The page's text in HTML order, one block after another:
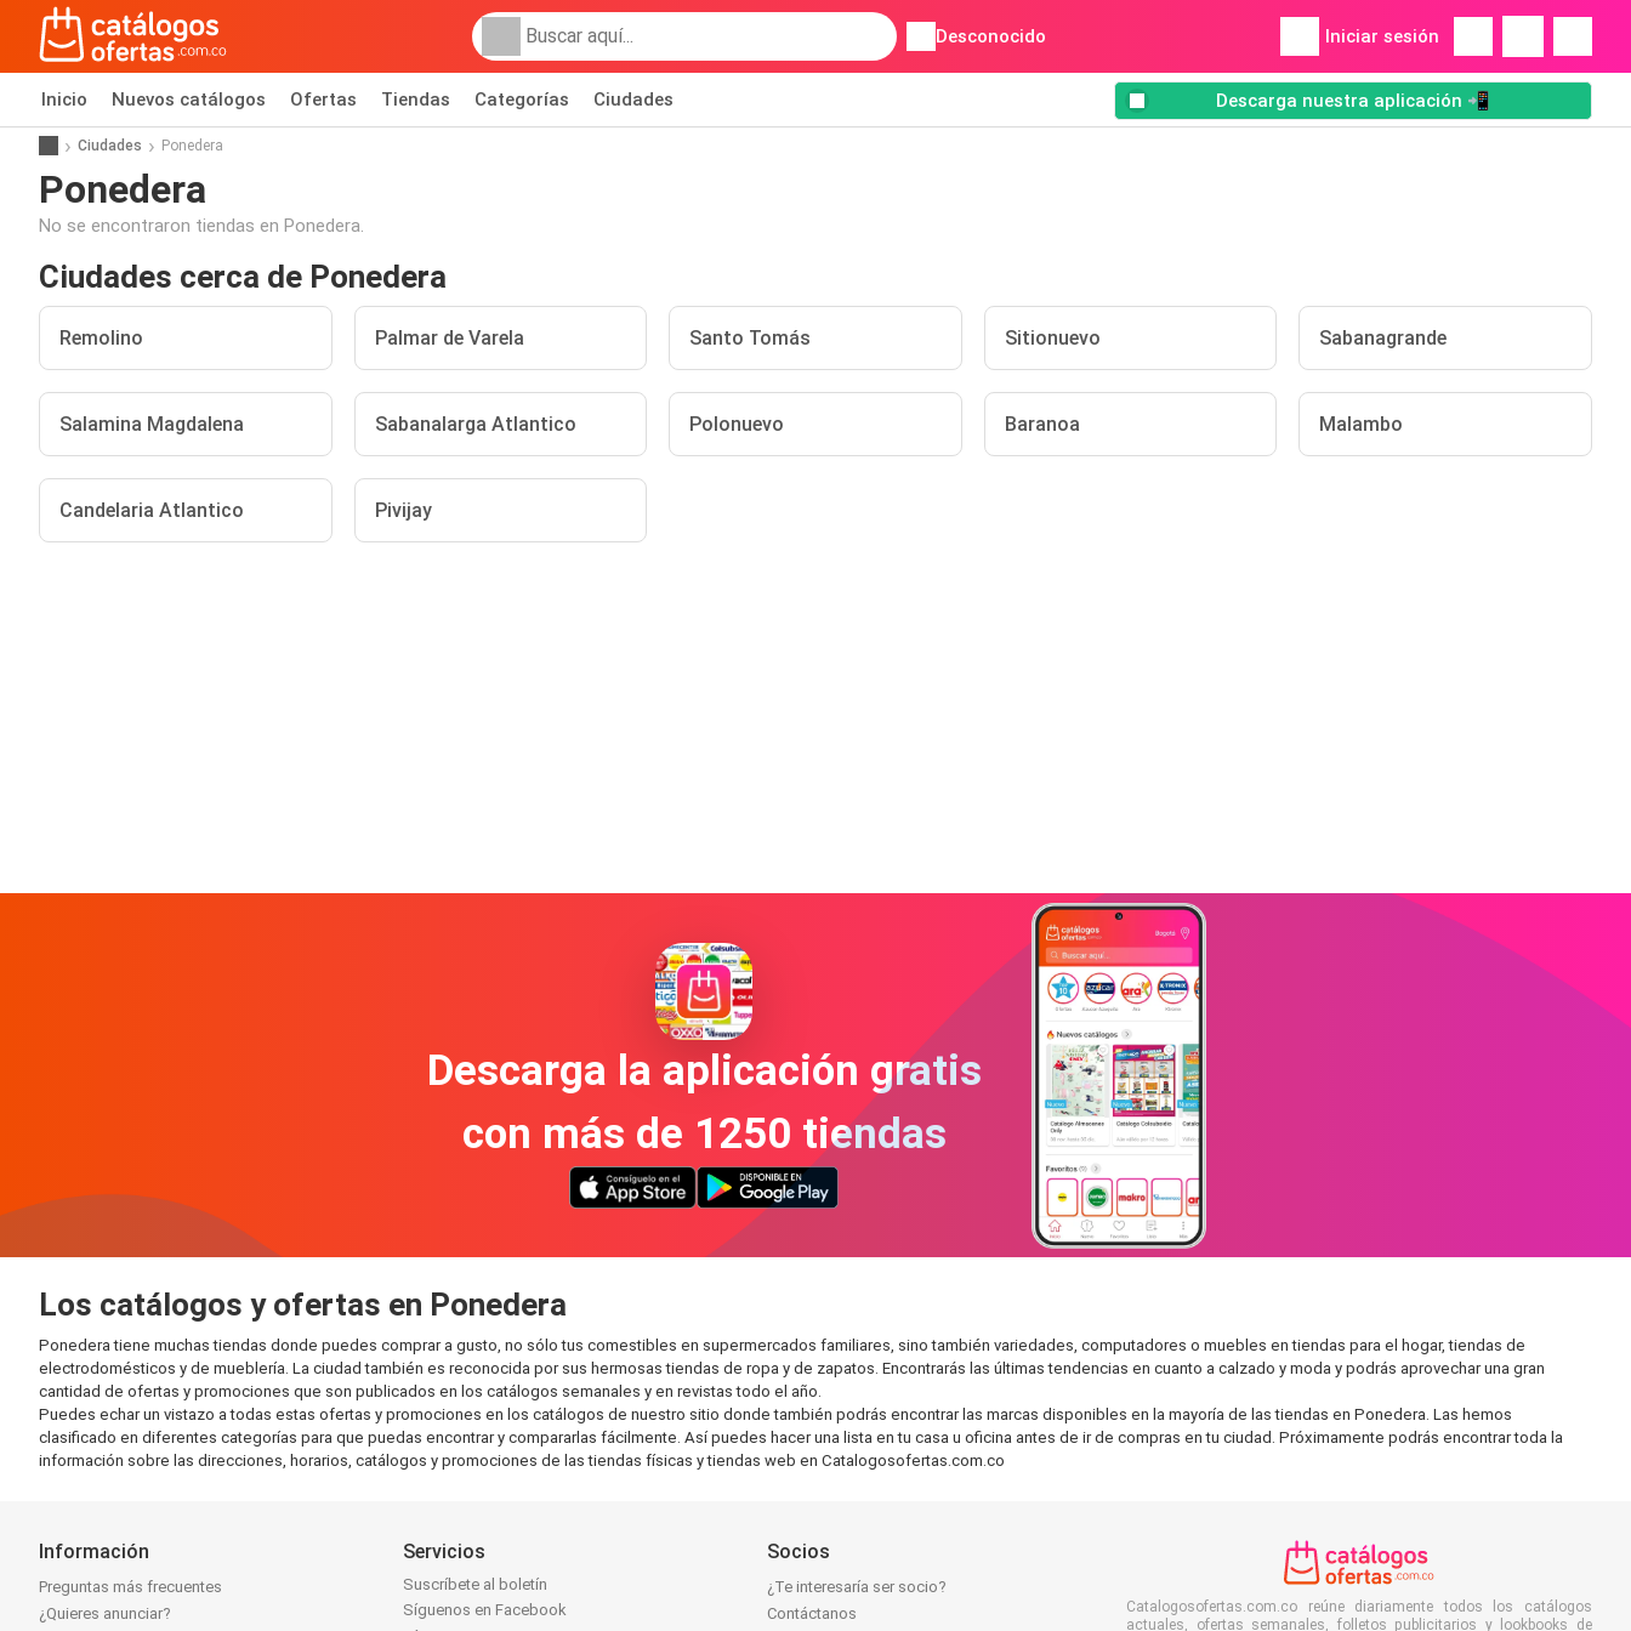
Desconocido Iniciar sesión
Inicio Nuevos catálogos Ofertas Tiendas Categorías Ciudades Descarga nuestra aplicación 📲
Ciudades Ponedera
Ponedera
No se encontraron tiendas en Ponedera.
Ciudades cerca de Ponedera
Remolino Palmar de Varela Santo Tomás Sitionuevo Sabanagrande
Salamina Magdalena Sabanalarga Atlantico Polonuevo Baranoa Malambo
Candelaria Atlantico Pivijay
Descarga la aplicación gratis
con más de 1250 tiendas
Los catálogos y ofertas en Ponedera
Ponedera tiene muchas tiendas donde puedes comprar a gusto, no sólo tus comestibles en supermercados familiares, sino también variedades, computadores o muebles en tiendas para el hogar, tiendas de
electrodomésticos y de mueblería. La ciudad también es reconocida por sus hermosas tiendas de ropa y de zapatos. Encontrarás las últimas tendencias en cuanto a calzado y moda y podrás aprovechar una gran
cantidad de ofertas y promociones que son publicados en los catálogos semanales y en revistas todo el año.
Puedes echar un vistazo a todas estas ofertas y promociones en los catálogos de nuestro sitio donde también podrás encontrar las marcas disponibles en la mayoría de las tiendas en Ponedera. Las hemos
clasificado en diferentes categorías para que puedas encontrar y compararlas fácilmente. Así puedes hacer una lista en tu casa u oficina antes de ir de compras en tu ciudad. Próximamente podrás encontrar toda la
información sobre las direcciones, horarios, catálogos y promociones de las tiendas físicas y tiendas web en Catalogosofertas.com.co
Información
Preguntas más frecuentes
¿Quieres anunciar?
Servicios
Suscríbete al boletín
Síguenos en Facebook
Socios
¿Te interesaría ser socio?
Contáctanos
Catalogosofertas.com.co reúne diariamente todos los catálogos
actuales, ofertas semanales, folletos publicitarios y lookbooks de